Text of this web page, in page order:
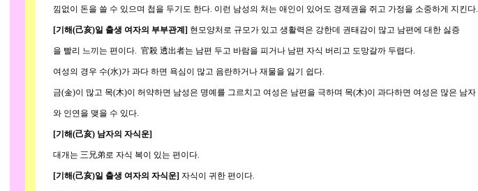
낌없이 돈을 쓸 수 있으며 첩을 두기도 한다. 이런 남성의 처는 애인이 있어도 경제권을 쥐고 가정을 소중하게 지킨다.
[기해(己亥)일 출생 여자의 부부관계] 현모양처로 규모가 있고 생활력은 강한데 권태감이 많고 남편에 대한 싫증
을 빨리 느끼는 편이다. 官殺 透出者는 남편 두고 바람을 피거나 남편 자식 버리고 도망갈까 두렵다.
여성의 경우 수(水)가 과다 하면 욕심이 많고 음란하거나 재물을 잃기 쉽다.
금(金)이 많고 목(木)이 허약하면 남성은 명예를 그르치고 여성은 남편을 극하며 목(木)이 과다하면 여성은 많은 남자
와 인연을 맺을 수 있다.
[기해(己亥) 남자의 자식운]
대개는 三兄弟로 자식 복이 있는 편이다.
[기해(己亥)일 출생 여자의 자식운] 자식이 귀한 편이다.